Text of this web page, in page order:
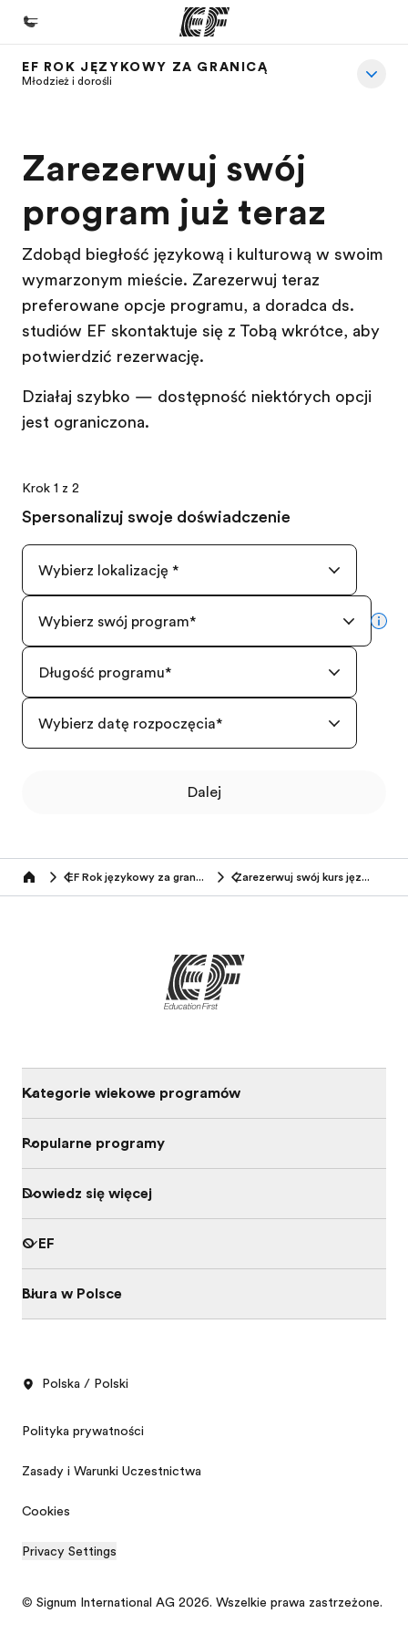
Home
Nasze programy
Sprawdź naszą ofertę
Nasze biura
Znajdź najbliższe biuro
O nas
Kim jesteśmy
Kariera
Oferta cenowa
EF ROK JĘZYKOWY ZA GRANICĄ
Młodzież i dorośli
Zarezerwuj swój
program już teraz
Zdobądź biegłość językową i kulturową w swoim
wymarzonym mieście. Zarezerwuj teraz
preferowane opcje programu, a doradca ds.
studiów EF skontaktuje się z Tobą wkrótce, aby
potwierdzić rezerwację.
Działaj szybko — dostępność niektórych opcji
jest ograniczona.
Krok 1 z 2
Spersonalizuj swoje doświadczenie
Wybierz lokalizację *
Wybierz swój program*
Długość programu*
Wybierz datę rozpoczęcia*
Dalej
Home EF Rok językowy za granicą Zarezerwuj swój kurs językowy
Kategorie wiekowe programów
Popularne programy
Dowiedz się więcej
O EF
Biura w Polsce
Polska / Polski
Polityka prywatności
Zasady i Warunki Uczestnictwa
Cookies
Privacy Settings
© Signum International AG 2026. Wszelkie prawa zastrzeżone.